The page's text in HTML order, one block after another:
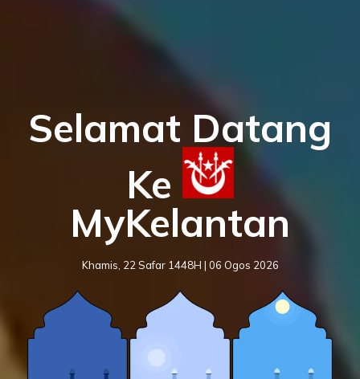
Selamat Datang
Ke
MyKelantan
Khamis, 22 Safar 1448H | 06 Ogos 2026